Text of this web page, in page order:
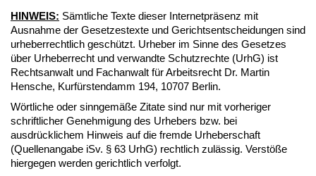
HINWEIS: Sämtliche Texte dieser Internetpräsenz mit
Ausnahme der Gesetzestexte und Gerichtsentscheidungen sind
urheberrechtlich geschützt. Urheber im Sinne des Gesetzes
über Urheberrecht und verwandte Schutzrechte (UrhG) ist
Rechtsanwalt und Fachanwalt für Arbeitsrecht Dr. Martin
Hensche, Kurfürstendamm 194, 10707 Berlin.
Wörtliche oder sinngemäße Zitate sind nur mit vorheriger
schriftlicher Genehmigung des Urhebers bzw. bei
ausdrücklichem Hinweis auf die fremde Urheberschaft
(Quellenangabe iSv. § 63 UrhG) rechtlich zulässig. Verstöße
hiergegen werden gerichtlich verfolgt.